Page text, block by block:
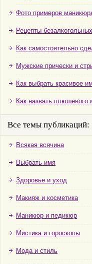
Фото примеров
Рецепты
Как самостоятельно
Мужские прически и
Как выбрать красивое
Как назвать плюшевого
Все темы публикаций:
Всякая всячина
Выбрать имя
Здоровье и уход
Макияж и косметика
Маникюр и педикюр
Мистика и гороскопы
Мода и стиль